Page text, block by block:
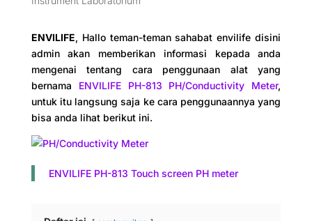
ENVILIFE, Hallo teman-teman sahabat envilife disini
admin akan memberikan informasi kepada anda
mengenai tentang cara penggunaan alat yang
bernama ENVILIFE PH-813 PH/Conductivity Meter,
untuk itu langsung saja ke cara penggunaannya yang
bisa anda lihat berikut ini.
ENVILIFE PH-813 Touch screen PH meter